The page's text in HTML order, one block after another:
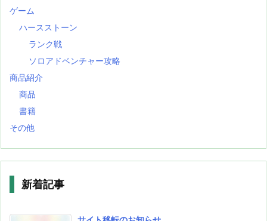
ゲーム
ハースストーン
ランク戦
ソロアドベンチャー攻略
商品紹介
商品
書籍
その他
新着記事